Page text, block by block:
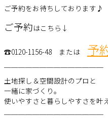
ご予約をお待ちしております♪
ご予約はこちら↓
☎0120-1156-48 または 予
￣￣￣￣￣￣￣￣￣￣￣￣￣￣
土地探し＆空間設計のプロと
一緒に家づくり。
使いやすさと暮らしやすさを叶